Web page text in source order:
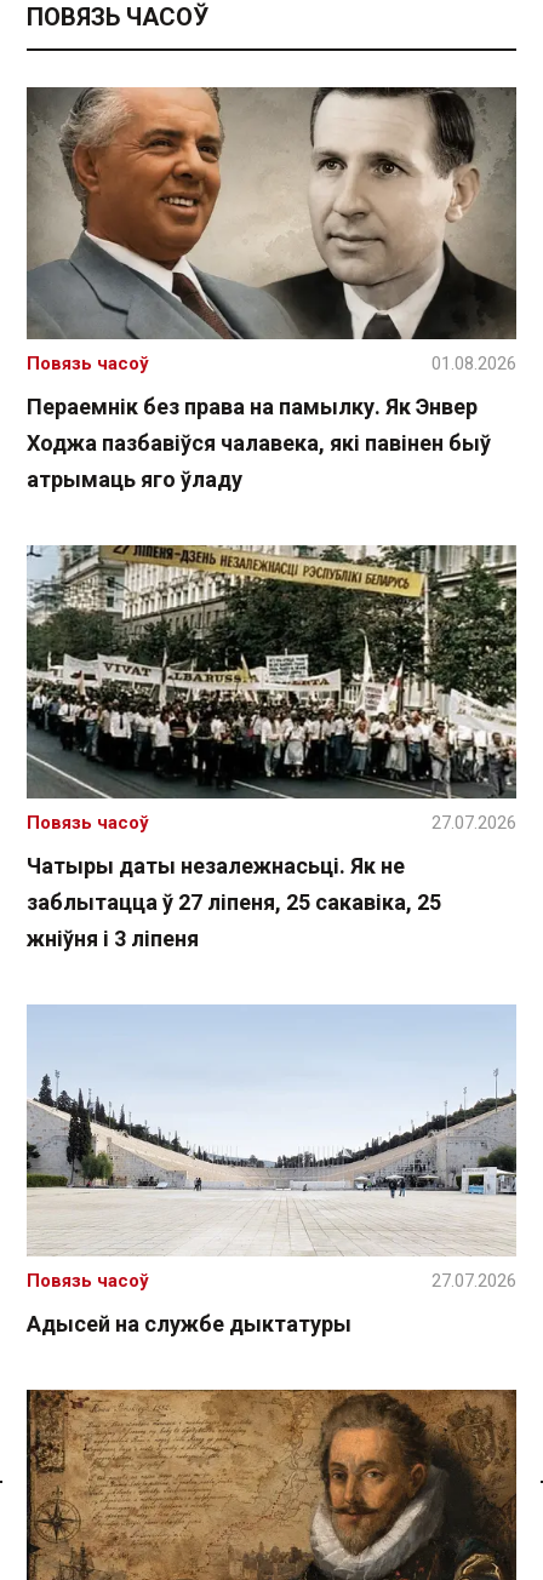
Спасылка без VPN
ПОВЯЗЬ ЧАСОЎ
Пераемнік без права на памылку. Як Энвер
Ходжа пазбавіўся чалавека, які павінен быў
атрымаць яго ўладу
Повязь часоў 01.08.2026
Чатыры даты незалежнасьці. Як не
заблытацца ў 27 ліпеня, 25 сакавіка, 25
жніўня і 3 ліпеня
Повязь часоў 27.07.2026
Адысей на службе дыктатуры
Повязь часоў 27.07.2026